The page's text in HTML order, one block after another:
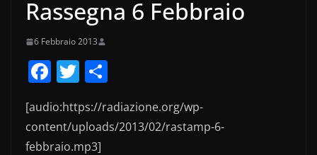
Rassegna 6 Febbraio
6 Febbraio 2013
F
a
c
e
T
itt
er
o
n
di
[audio:https://radiazione.org/wp-
content/uploads/2013/02/rastamp-6-
febbraio.mp3]